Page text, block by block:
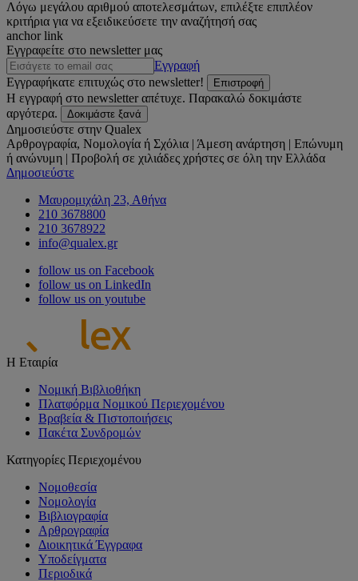
Λόγω μεγάλου αριθμού αποτελεσμάτων, επιλέξτε επιπλέον
κριτήρια για να εξειδικεύσετε την αναζήτησή σας
anchor link
Εγγραφείτε στο newsletter μας
Εγγραφή
Εγγραφήκατε επιτυχώς στο newsletter!
Επιστροφή
Η εγγραφή στο newsletter απέτυχε. Παρακαλώ δοκιμάστε
αργότερα.
Δοκιμάστε ξανά
Δημοσιεύστε στην Qualex
Αρθρογραφία, Νομολογία ή Σχόλια | Άμεση ανάρτηση | Επώνυμη
ή ανώνυμη | Προβολή σε χιλιάδες χρήστες σε όλη την Ελλάδα
Δημοσιεύστε
Μαυρομιχάλη 23, Αθήνα
210 3678800
210 3678922
info@qualex.gr
follow us on Facebook
follow us on LinkedIn
follow us on youtube
Η Εταιρία
Νομική Βιβλιοθήκη
Πλατφόρμα Νομικού Περιεχομένου
Βραβεία & Πιστοποιήσεις
Πακέτα Συνδρομών
Κατηγορίες Περιεχομένου
Νομοθεσία
Νομολογία
Βιβλιογραφία
Αρθρογραφία
Διοικητικά Έγγραφα
Υποδείγματα
Περιοδικά